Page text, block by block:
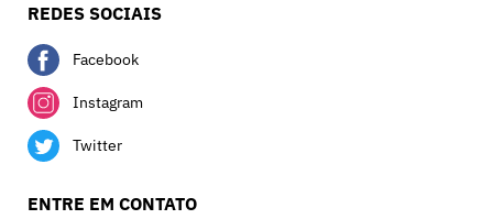
REDES SOCIAIS
Facebook
Instagram
Twitter
ENTRE EM CONTATO